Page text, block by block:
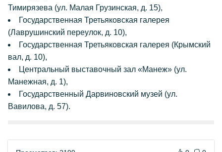
Тимирязева (ул. Малая Грузинская, д. 15),
Государственная Третьяковская галерея
(Лаврушинский переулок, д. 10),
Государственная Третьяковская галерея (Крымский
вал, д. 10),
Центральный выставочный зал «Манеж» (ул.
Манежная, д. 1),
Государственный Дарвиновский музей (ул.
Вавилова, д. 57).